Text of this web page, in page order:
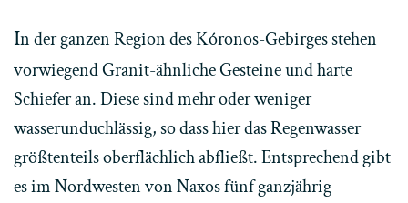
In der ganzen Region des Kóronos-Gebirges stehen
vorwiegend Granit-ähnliche Gesteine und harte
Schiefer an. Diese sind mehr oder weniger
wasserunduchlässig, so dass hier das Regenwasser
größtenteils oberflächlich abfließt. Entsprechend gibt
es im Nordwesten von Naxos fünf ganzjährig